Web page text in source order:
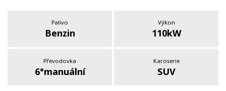
Palivo
Benzin
Výkon
110kW
Převodovka
6°manuální
Karoserie
SUV